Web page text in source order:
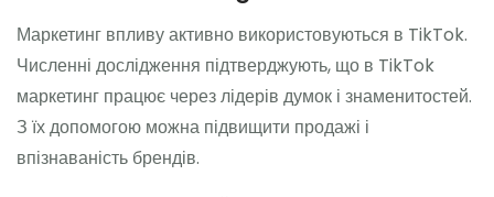
Маркетинг впливу активно використовуються в TikTok.
Численні дослідження підтверджують, що в TikTok
маркетинг працює через лідерів думок і знаменитостей.
З їх допомогою можна підвищити продажі і
впізнаваність брендів.